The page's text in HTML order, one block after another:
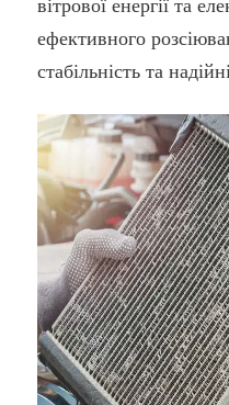
вітрової енергії та
ефективного
стабільність та